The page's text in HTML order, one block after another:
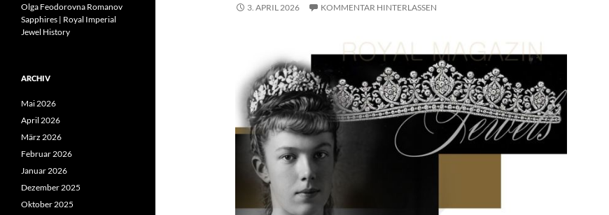
3. APRIL 2026 KOMMENTAR HINTERLASSEN
Olga Feodorovna Romanov
Sapphires | Royal Imperial
Jewel History
ARCHIV
Mai 2026
April 2026
März 2026
Februar 2026
Januar 2026
Dezember 2025
Oktober 2025